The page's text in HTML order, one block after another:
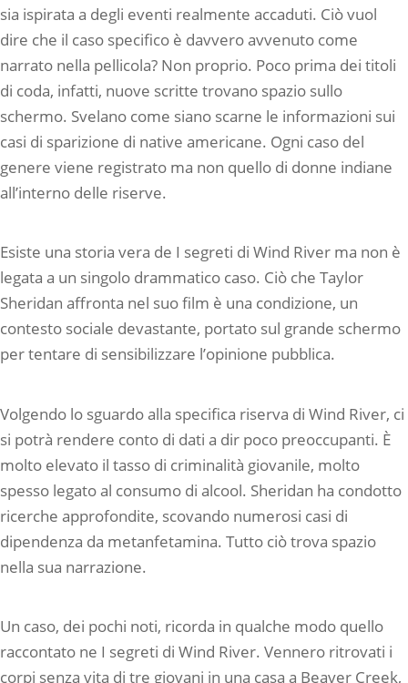
sia ispirata a degli eventi realmente accaduti. Ciò vuol
dire che il caso specifico è davvero avvenuto come
narrato nella pellicola? Non proprio. Poco prima dei titoli
di coda, infatti, nuove scritte trovano spazio sullo
schermo. Svelano come siano scarne le informazioni sui
casi di sparizione di native americane. Ogni caso del
genere viene registrato ma non quello di donne indiane
all’interno delle riserve.
Esiste una storia vera de I segreti di Wind River ma non è
legata a un singolo drammatico caso. Ciò che Taylor
Sheridan affronta nel suo film è una condizione, un
contesto sociale devastante, portato sul grande schermo
per tentare di sensibilizzare l’opinione pubblica.
Volgendo lo sguardo alla specifica riserva di Wind River, ci
si potrà rendere conto di dati a dir poco preoccupanti. È
molto elevato il tasso di criminalità giovanile, molto
spesso legato al consumo di alcool. Sheridan ha condotto
ricerche approfondite, scovando numerosi casi di
dipendenza da metanfetamina. Tutto ciò trova spazio
nella sua narrazione.
Un caso, dei pochi noti, ricorda in qualche modo quello
raccontato ne I segreti di Wind River. Vennero ritrovati i
corpi senza vita di tre giovani in una casa a Beaver Creek,